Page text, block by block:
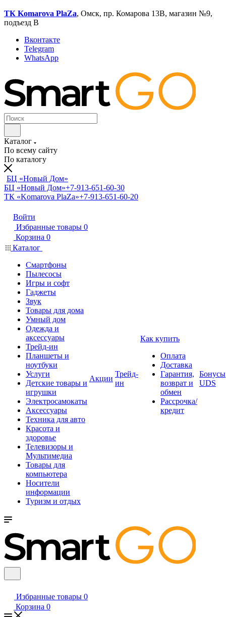
ТК Komarova PlaZa, Омск, пр. Комарова 13В, магазин №9,
подъезд В
Вконтакте
Telegram
WhatsApp
Каталог
По всему сайту
По каталогу
БЦ «Новый Дом»
БЦ «Новый Дом»+7-913-651-60-30
ТК «Komarova PlaZa»+7-913-651-60-20
Войти
Избранные товары 0
Корзина 0
Каталог
Смартфоны
Пылесосы
Игры и софт
Гаджеты
Звук
Товары для дома
Умный дом
Одежда и
аксессуары
Трейд-ин
Планшеты и
ноутбуки
Услуги
Детские товары и
игрушки
Электросамокаты
Аксессуары
Техника для авто
Красота и
здоровье
Телевизоры и
Мультимедиа
Товары для
компьютера
Носители
информации
Туризм и отдых
Акции
Трейд-
ин
Как купить
Оплата
Доставка
Гарантия,
возврат и
обмен
Рассрочка/
кредит
Бонусы
UDS
Избранные товары 0
Корзина 0